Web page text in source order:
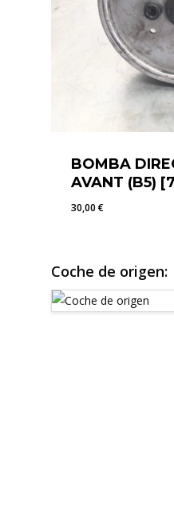
BOMBA
AVANT (B5)
30,00€
Coche de origen: